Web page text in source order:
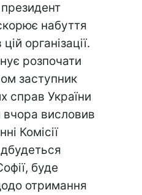
набуття
організації.
розпочати
заступник
справ України
висловив
Комісії
буде
отримання